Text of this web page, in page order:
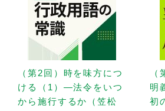
（第2回）時を味方につ
ける（1）—法令をいつ
から施行するか（笠松
明
初